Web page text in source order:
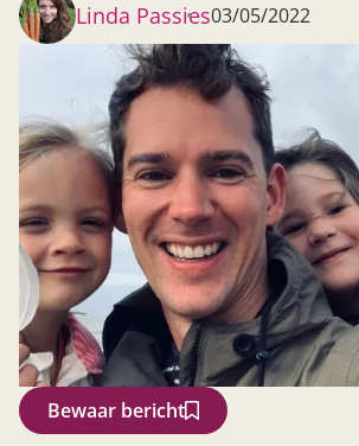
Linda Passies03/05/2022
Bewaar bericht